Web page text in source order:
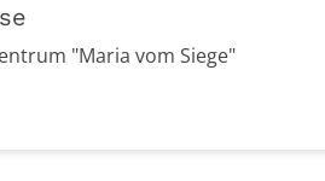
"Maria vom Siege"